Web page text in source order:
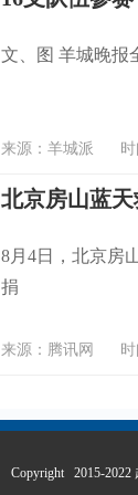
文、图 羊城晚报
来源：羊城派 时
8月4日，北京房
捐
来源：腾讯网 时
Copyright 2015-